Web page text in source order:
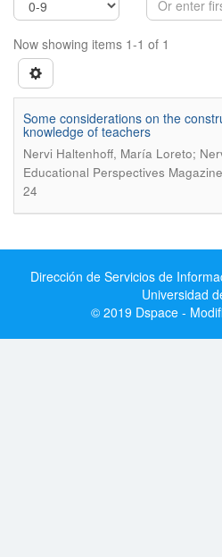
Now showing items 1-1 of 1
Some considerations on the
knowledge of teachers
Nervi Haltenhoff, María Loreto;
Educational Perspectives
24
Dirección de Servicios de
Universidad
© 2019 Dspace -